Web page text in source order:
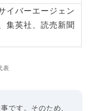
イバーエージェン
集英社、読売新聞
表
です。そのため、